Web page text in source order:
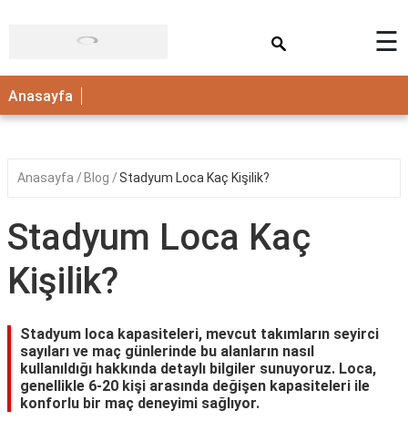
ANASAYFA
☰
Anasayfa
Anasayfa Blog Stadyum Loca Kaç Kişilik?
Stadyum Loca Kaç
Kişilik?
Stadyum loca kapasiteleri, mevcut takımların seyirci
sayıları ve maç günlerinde bu alanların nasıl
kullanıldığı hakkında detaylı bilgiler sunuyoruz. Loca,
genellikle 6-20 kişi arasında değişen kapasiteleri ile
konforlu bir maç deneyimi sağlıyor.